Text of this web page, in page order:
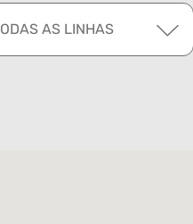
AS LINHAS